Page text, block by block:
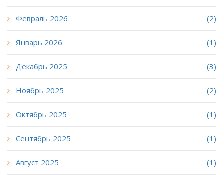
Февраль 2026 (2)
Январь 2026 (1)
Декабрь 2025 (3)
Ноябрь 2025 (2)
Октябрь 2025 (1)
Сентябрь 2025 (1)
Август 2025 (1)